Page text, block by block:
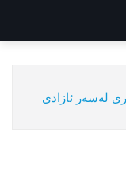
له‌سه‌ر ئازادی‌